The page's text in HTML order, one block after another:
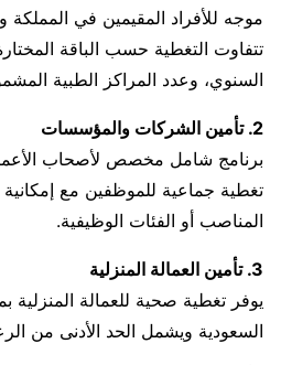
موجه للأفراد المقيمين في المملكة
تتفاوت التغطية حسب الباقة
السنوي، وعدد المراكز الطبية
2. تأمين الشركات والمؤسسات
برنامج شامل مخصص لأصحاب
تغطية جماعية للموظفين مع
المناصب أو الفئات الوظيفية.
3. تأمين العمالة المنزلية
يوفر تغطية صحية للعمالة المنزلية
السعودية ويشمل الحد الأدنى من